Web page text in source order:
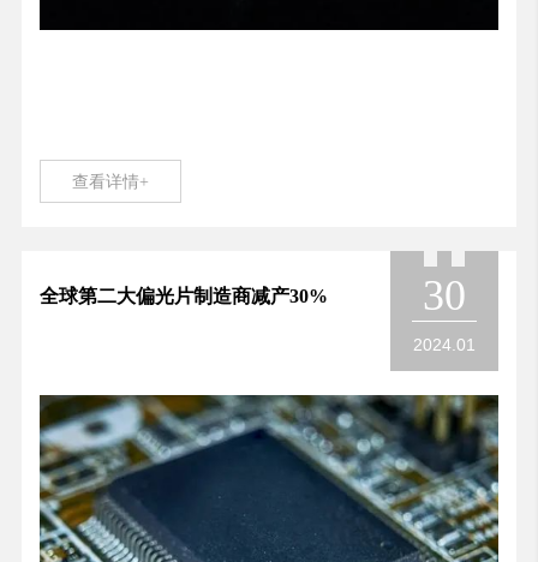
查看详情+
全球第二大偏光片制造商减产30% 30
2024.01